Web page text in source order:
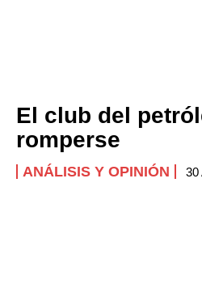
El club del
romperse
ANÁLISIS Y OPINIÓN 30